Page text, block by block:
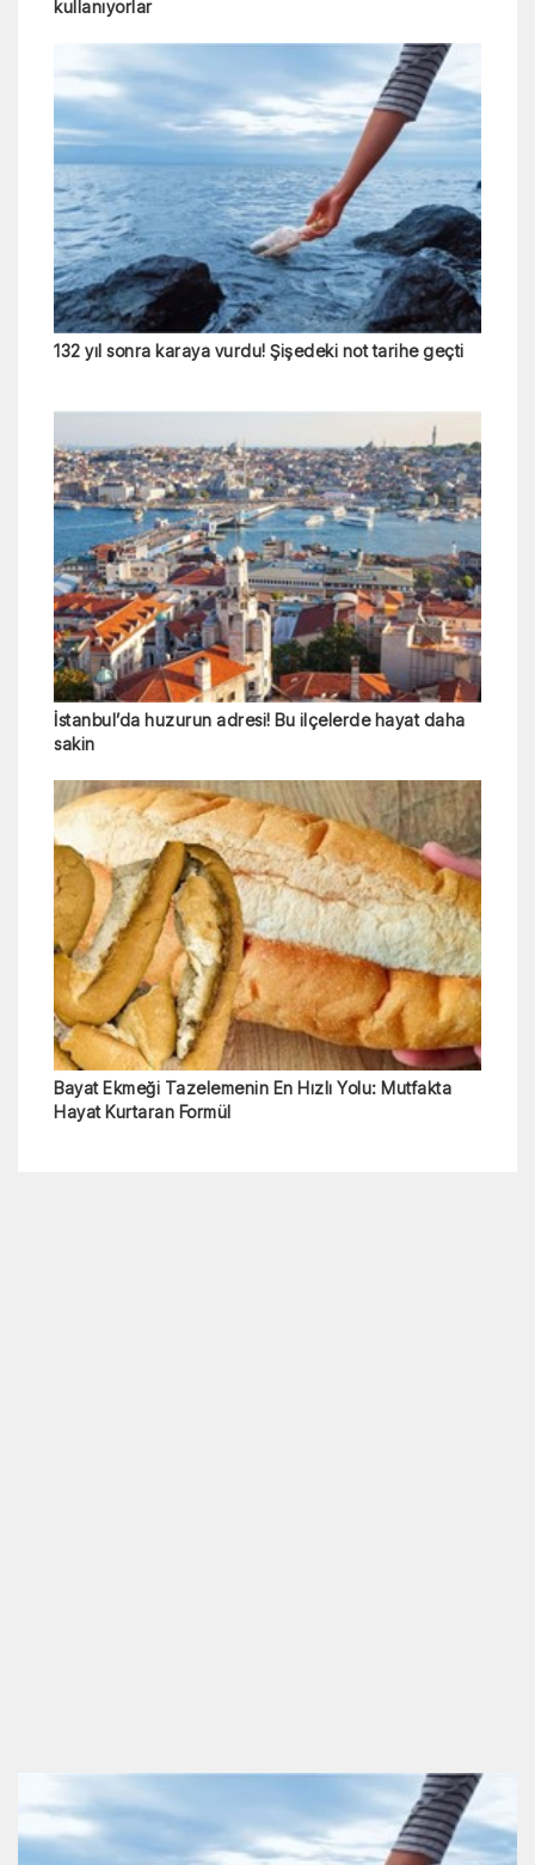
kullanıyorlar
132 yıl sonra karaya vurdu! Şişedeki not tarihe geçti
İstanbul’da huzurun adresi! Bu ilçelerde hayat daha
sakin
Bayat Ekmeği Tazelemenin En Hızlı Yolu: Mutfakta
Hayat Kurtaran Formül